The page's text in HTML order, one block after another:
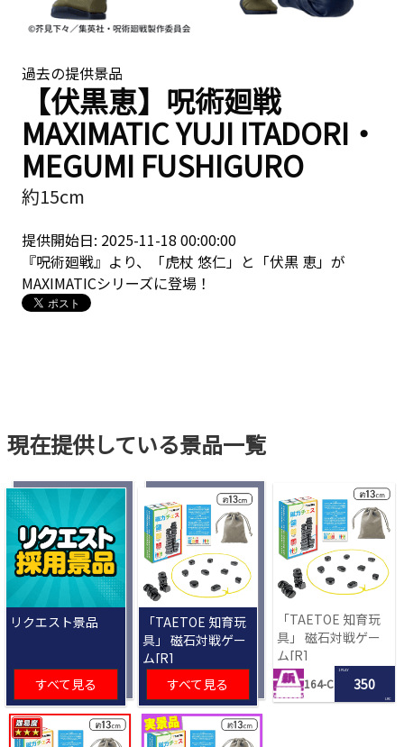
過去の提供景品
【伏黒恵】呪術廻戦
MAXIMATIC YUJI ITADORI・
MEGUMI FUSHIGURO
約15cm
提供開始日: 2025-11-18 00:00:00
『呪術廻戦』より、「虎杖 悠仁」と「伏黒 恵」が
MAXIMATICシリーズに登場！
現在提供している景品一覧
リクエスト景品
すべて見る
「TAETOE 知育玩
具」 磁石対戦ゲー
ム[R]
すべて見る
「TAETOE 知育玩
具」 磁石対戦ゲー
ム[R]
164-C
1 PLAY
350
LRC